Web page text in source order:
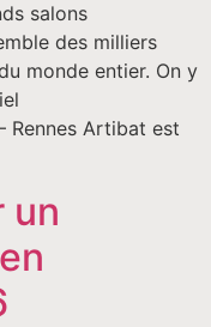
salons
des milliers
monde entier. On y
Artibat est
un